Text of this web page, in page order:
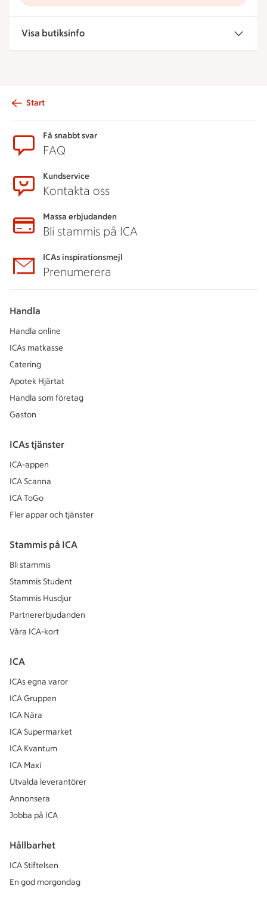
Visa butiksinfo
Start
Få snabbt svar
FAQ
Kundservice
Kontakta oss
Massa erbjudanden
Bli stammis på ICA
ICAs inspirationsmejl
Prenumerera
Handla
Handla online
ICAs matkasse
Catering
Apotek Hjärtat
Handla som företag
Gaston
ICAs tjänster
ICA-appen
ICA Scanna
ICA ToGo
Fler appar och tjänster
Stammis på ICA
Bli stammis
Stammis Student
Stammis Husdjur
Partnererbjudanden
Våra ICA-kort
ICA
ICAs egna varor
ICA Gruppen
ICA Nära
ICA Supermarket
ICA Kvantum
ICA Maxi
Utvalda leverantörer
Annonsera
Jobba på ICA
Hållbarhet
ICA Stiftelsen
En god morgondag